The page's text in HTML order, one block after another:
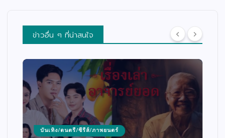
ข่าวอื่น ๆ ที่น่าสนใจ
บันเทิง/ดนตรี/ซีรีส์/ภาพยนตร์